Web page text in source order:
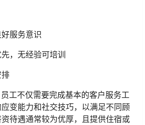
服务意识
，无经验可培训
工不仅需要完成基本的客户服务工
变能力和社交技巧，以满足不同顾
待遇通常较为优厚，且提供住宿或